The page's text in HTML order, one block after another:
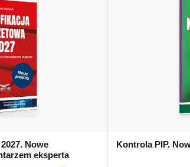
Nowe
eksperta
Kontrola PIP.